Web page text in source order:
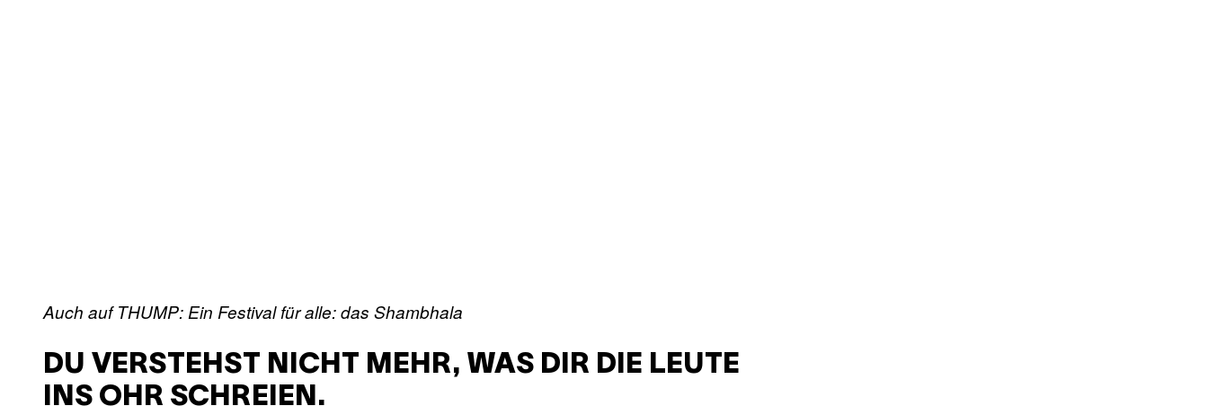
Auch auf THUMP: Ein Festival für alle: das Shambhala
DU VERSTEHST NICHT MEHR, WAS DIR DIE LEUTE
INS OHR SCHREIEN.